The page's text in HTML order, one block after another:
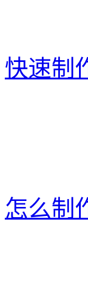
快速制
怎么制